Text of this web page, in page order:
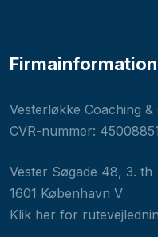
Firmainformation
Vesterløkke Coaching &
CVR-nummer: 45008851
Vester Søgade 48, 3. th
1601 København V​
Klik her for